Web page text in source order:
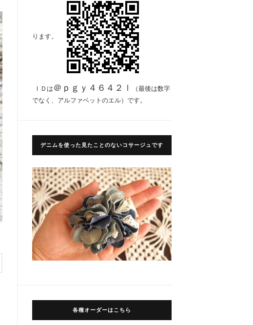
ります。
ＩＤは ＠ｐｇｙ４６４２ｌ
（最後は数字
でなく、アルファベットのエル）です。
デニムを使った見たことのないコサージュです
各種オーダーはこちら